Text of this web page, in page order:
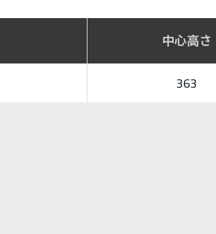
中心高さ
363